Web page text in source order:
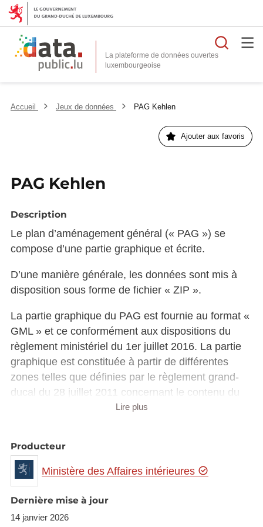
La plateforme de données ouvertes
Accueil Jeux de données PAG Kehlen
Ajouter aux favoris
PAG Kehlen
Description
Le plan d’aménagement général (« PAG ») se
compose d’une partie graphique et écrite.
D’une manière générale, les données sont mis à
disposition sous forme de fichier « ZIP ».
La partie graphique du PAG est fournie au format «
GML » et ce conformément aux dispositions du
règlement ministériel du 1er juillet 2016. La partie
graphique est constituée à partir de différentes
zones telles que définies par le règlement grand-
ducal du 28 juillet 2011 concernant le contenu du
plan d’aménagement général d’une commune.
format « DOCX ».
Les schémas directeurs couvrant l’ensemble des
zones soumises à l’élaboration d’un plan
d’aménagement particulier „nouveau quartier“ sont
également mis à disposition tout comme les plans
Lire plus
Producteur
Ministère des Affaires intérieures
Dernière mise à jour
14 janvier 2026